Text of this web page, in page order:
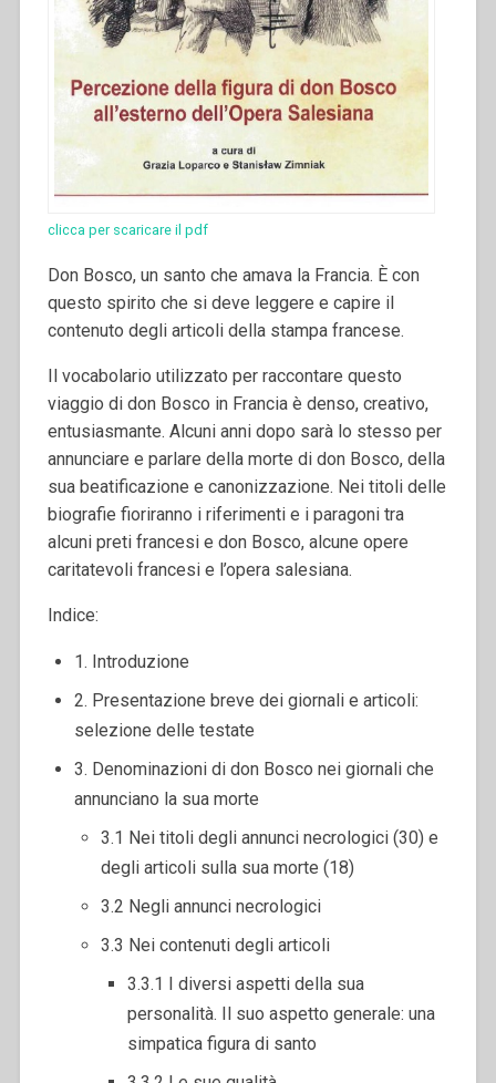
clicca per scaricare il pdf
Don Bosco, un santo che amava la Francia. È con
questo spirito che si deve leggere e capire il
contenuto degli articoli della stampa francese.
Il vocabolario utilizzato per raccontare questo
viaggio di don Bosco in Francia è denso, creativo,
entusiasmante. Alcuni anni dopo sarà lo stesso per
annunciare e parlare della morte di don Bosco, della
sua beatificazione e canonizzazione. Nei titoli delle
biografie fioriranno i riferimenti e i paragoni tra
alcuni preti francesi e don Bosco, alcune opere
caritatevoli francesi e l’opera salesiana.
Indice:
1. Introduzione
2. Presentazione breve dei giornali e articoli:
selezione delle testate
3. Denominazioni di don Bosco nei giornali che
annunciano la sua morte
3.1 Nei titoli degli annunci necrologici (30) e
degli articoli sulla sua morte (18)
3.2 Negli annunci necrologici
3.3 Nei contenuti degli articoli
3.3.1 I diversi aspetti della sua
personalità. Il suo aspetto generale: una
simpatica figura di santo